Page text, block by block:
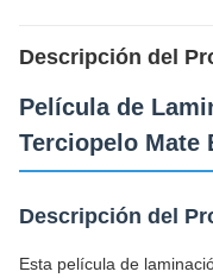
Descripción del
Película de
Terciopelo Mate
Descripción del
Esta película de